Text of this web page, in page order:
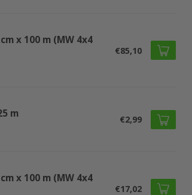
x 100 m (MW 4x4
€85,10
m €2,99
x 100 m (MW 4x4
€17,02